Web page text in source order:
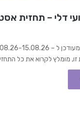
דלי – תחזית
זו, מומלץ לקרוא את כל